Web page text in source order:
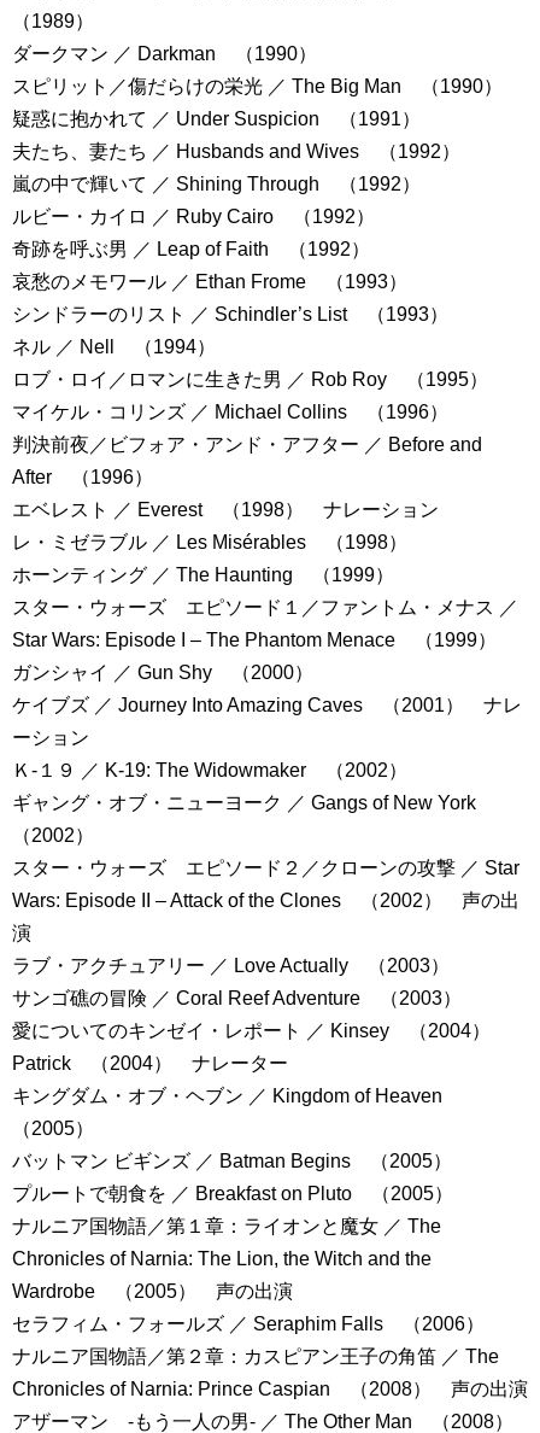
（1989）
ダークマン ／ Darkman （1990）
スピリット／傷だらけの栄光 ／ The Big Man （1990）
疑惑に抱かれて ／ Under Suspicion （1991）
夫たち、妻たち ／ Husbands and Wives （1992）
嵐の中で輝いて ／ Shining Through （1992）
ルビー・カイロ ／ Ruby Cairo （1992）
奇跡を呼ぶ男 ／ Leap of Faith （1992）
哀愁のメモワール ／ Ethan Frome （1993）
シンドラーのリスト ／ Schindler’s List （1993）
ネル ／ Nell （1994）
ロブ・ロイ／ロマンに生きた男 ／ Rob Roy （1995）
マイケル・コリンズ ／ Michael Collins （1996）
判決前夜／ビフォア・アンド・アフター ／ Before and
After （1996）
エベレスト ／ Everest （1998） ナレーション
レ・ミゼラブル ／ Les Misérables （1998）
ホーンティング ／ The Haunting （1999）
スター・ウォーズ エピソード１／ファントム・メナス ／
Star Wars: Episode I – The Phantom Menace （1999）
ガンシャイ ／ Gun Shy （2000）
ケイブズ ／ Journey Into Amazing Caves （2001） ナレ
ーション
Ｋ-１９ ／ K-19: The Widowmaker （2002）
ギャング・オブ・ニューヨーク ／ Gangs of New York
（2002）
スター・ウォーズ エピソード２／クローンの攻撃 ／ Star
Wars: Episode II – Attack of the Clones （2002） 声の出
演
ラブ・アクチュアリー ／ Love Actually （2003）
サンゴ礁の冒険 ／ Coral Reef Adventure （2003）
愛についてのキンゼイ・レポート ／ Kinsey （2004）
Patrick （2004） ナレーター
キングダム・オブ・ヘブン ／ Kingdom of Heaven
（2005）
バットマン ビギンズ ／ Batman Begins （2005）
プルートで朝食を ／ Breakfast on Pluto （2005）
ナルニア国物語／第１章：ライオンと魔女 ／ The
Chronicles of Narnia: The Lion, the Witch and the
Wardrobe （2005） 声の出演
セラフィム・フォールズ ／ Seraphim Falls （2006）
ナルニア国物語／第２章：カスピアン王子の角笛 ／ The
Chronicles of Narnia: Prince Caspian （2008） 声の出演
アザーマン -もう一人の男- ／ The Other Man （2008）